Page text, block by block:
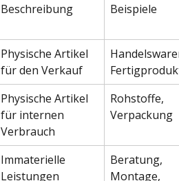
Beschreibung Beispiele
Physische Artikel
für den Verkauf
Physische Artikel
für internen
Verbrauch
Rohstoffe,
Verpackung
Immaterielle
Leistungen
Beratung,
Montage,